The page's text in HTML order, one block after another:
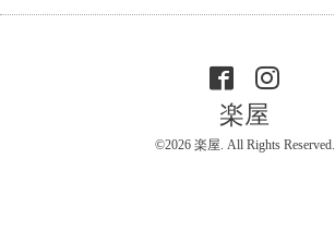
楽屋
©2026 楽屋. All Rights Reserved.